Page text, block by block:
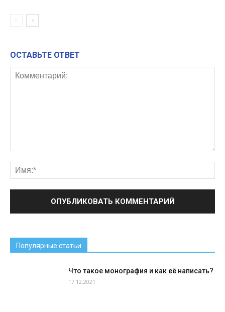
ОСТАВЬТЕ ОТВЕТ
Популярные статьи
Что такое монография и как её написать?
17.12.2021